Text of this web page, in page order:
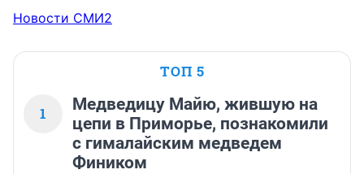
Новости СМИ2
ТОП 5
1
Медведицу Майю, жившую на
цепи в Приморье, познакомили
с гималайским медведем
Фиником